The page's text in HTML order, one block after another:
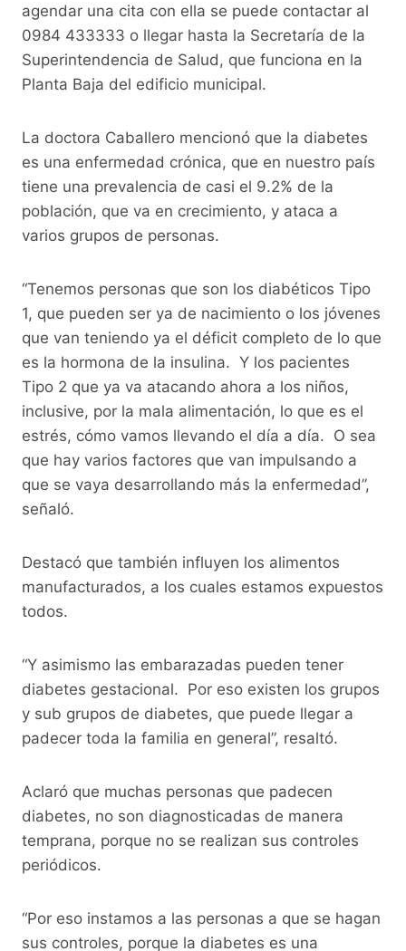
agendar una cita con ella se puede contactar al
0984 433333 o llegar hasta la Secretaría de la
Superintendencia de Salud, que funciona en la
Planta Baja del edificio municipal.
La doctora Caballero mencionó que la diabetes
es una enfermedad crónica, que en nuestro país
tiene una prevalencia de casi el 9.2% de la
población, que va en crecimiento, y ataca a
varios grupos de personas.
“Tenemos personas que son los diabéticos Tipo
1, que pueden ser ya de nacimiento o los jóvenes
que van teniendo ya el déficit completo de lo que
es la hormona de la insulina. Y los pacientes
Tipo 2 que ya va atacando ahora a los niños,
inclusive, por la mala alimentación, lo que es el
estrés, cómo vamos llevando el día a día. O sea
que hay varios factores que van impulsando a
que se vaya desarrollando más la enfermedad”,
señaló.
Destacó que también influyen los alimentos
manufacturados, a los cuales estamos expuestos
todos.
“Y asimismo las embarazadas pueden tener
diabetes gestacional. Por eso existen los grupos
y sub grupos de diabetes, que puede llegar a
padecer toda la familia en general”, resaltó.
Aclaró que muchas personas que padecen
diabetes, no son diagnosticadas de manera
temprana, porque no se realizan sus controles
periódicos.
“Por eso instamos a las personas a que se hagan
sus controles, porque la diabetes es una